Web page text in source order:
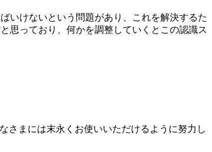
いけないという問題があり、これを解決するた
思っており、何かを調整していくとこの認識ス
さまには末永くお使いいただけるように努力し